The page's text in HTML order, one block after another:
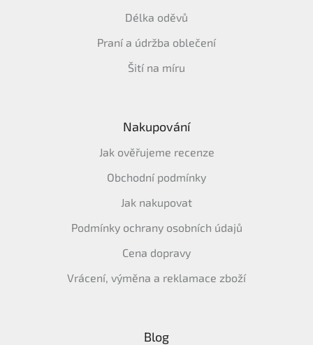
Délka oděvů
Praní a údržba oblečení
Šití na míru
Nakupování
Jak ověřujeme recenze
Obchodní podmínky
Jak nakupovat
Podmínky ochrany osobních údajů
Cena dopravy
Vrácení, výměna a reklamace zboží
Blog